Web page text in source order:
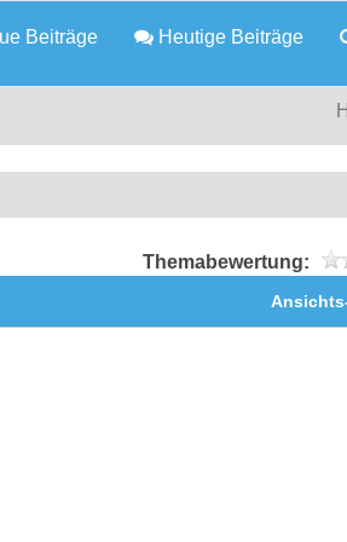
Beiträge Heutige Beiträge
Themabewertung: